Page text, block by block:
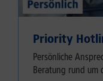
Priority
Persönliche
Beratung rund um